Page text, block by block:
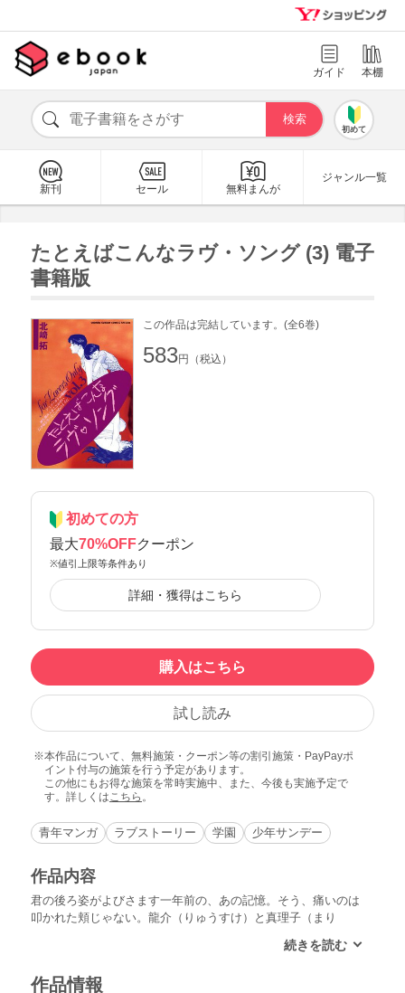
ガイド 本棚
初めて
新刊 セール 無料まんが
ジャンル一覧
たとえばこんなラヴ・ソング (3) 電子
書籍版
この作品は完結しています。(全6巻)
583円（税込）
初めての方
最大70%OFFクーポン
※値引上限等条件あり
詳細・獲得はこちら
購入はこちら
試し読み
本作品について、無料施策・クーポン等の割引施策・PayPayポ
イント付与の施策を行う予定があります。
この他にもお得な施策を常時実施中、また、今後も実施予定で
す。詳しくはこちら 。
青年マンガ ラブストーリー 学園 少年サンデー
作品内容
君の後ろ姿がよびさます一年前の、あの記憶。そう、痛いのは
叩かれた頬じゃない。龍介（りゅうすけ）と真理子（まり
作品情報